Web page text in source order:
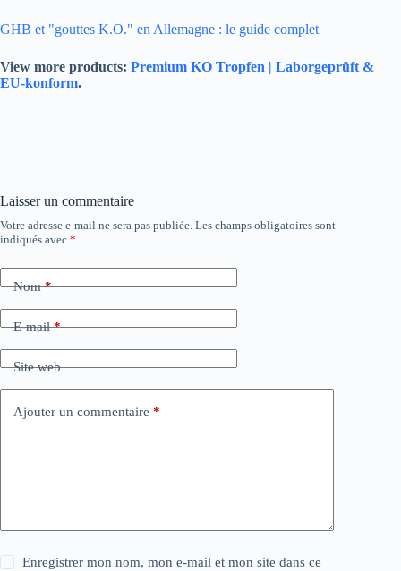
GHB et "gouttes K.O." en Allemagne : le guide complet
View more products: Premium KO Tropfen | Laborgeprüft &
EU-konform.
Laisser un commentaire
Votre adresse e-mail ne sera pas publiée. Les champs obligatoires sont
indiqués avec *
Nom*
E-mail*
Site web
Ajouter un commentaire *
Enregistrer mon nom, mon e-mail et mon site dans ce